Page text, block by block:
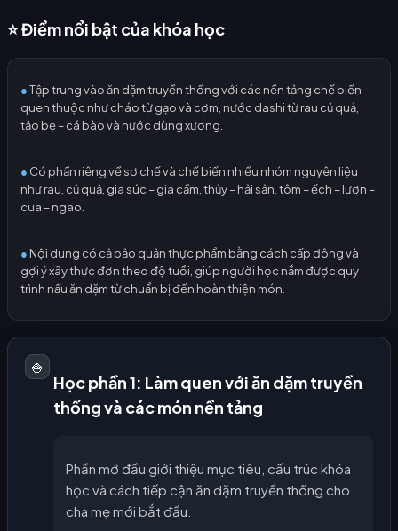
⭐ Điểm nổi bật của khóa học
●Tập trung vào ăn dặm truyền thống với các nền tảng chế biến
quen thuộc như cháo từ gạo và cơm, nước dashi từ rau củ quả,
tảo bẹ – cá bào và nước dùng xương.
● Có phần riêng về sơ chế và chế biến nhiều nhóm nguyên liệu
như rau, củ quả, gia súc – gia cầm, thủy – hải sản, tôm – ếch – lươn –
cua – ngao.
● Nội dung có cả bảo quản thực phẩm bằng cách cấp đông và
gợi ý xây thực đơn theo độ tuổi, giúp người học nắm được quy
trình nấu ăn dặm từ chuẩn bị đến hoàn thiện món.
🍚
Học phần 1: Làm quen với ăn dặm truyền
thống và các món nền tảng
Phần mở đầu giới thiệu mục tiêu, cấu trúc khóa
học và cách tiếp cận ăn dặm truyền thống cho
cha mẹ mới bắt đầu.